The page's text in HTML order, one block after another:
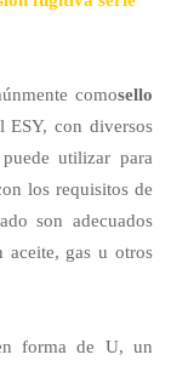
comosello
ESY, con diversos
utilizar para
los requisitos de
son adecuados
aceite, gas u otros
forma de U, un